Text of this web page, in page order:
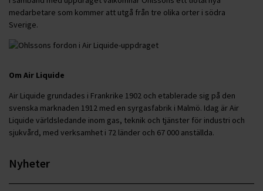
medarbetare som kommer att utgå från tre olika orter i södra
Sverige.
Om Air Liquide
Air Liquide grundades i Frankrike 1902 och etablerade sig på den
svenska marknaden 1912 med en syrgasfabrik i Malmö. Idag är Air
Liquide världsledande inom gas, teknik och tjänster för industri och
sjukvård, med verksamhet i 72 länder och 67 000 anställda.
Nyheter